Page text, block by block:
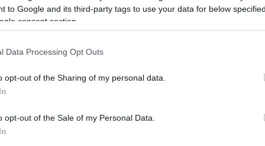
to Google and its third-party tags to use your data for below
consent section.
Data Processing Opt Outs
opt-out of the Sharing of my personal data.
opt-out of the Sale of my Personal Data.
csak a szélsőséges helyzetek megismerésével
családanya története, és mást azé a bolgár
történő, oda-vissza járkálásról szól.
emberi szenvedés valamely formáját.
,Blasek Gyöngyi ésPallai Mara
amiben ő lesz Esti Kornél és Kosztolányi, aki
más szereplők bőrébe bújnak. A négy
az összes bábtechnika megjelenik az
lényegét: hogy Esti Kornél bárki lehet.